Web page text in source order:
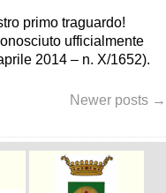
primo traguardo!
ufficialmente
2014 – n. X/1652).
Newer posts →